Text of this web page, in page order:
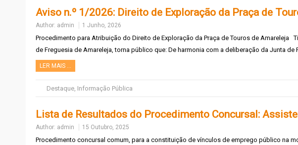
Aviso n.º 1/2026: Direito de Exploração da Praça de
Author: admin 1 Junho, 2026
Procedimento para Atribuição do Direito de Exploração da Praça de Touros de Amareleja
de Freguesia de Amareleja, torna público que: De harmonia com a deliberação da Junta de
LER MAIS …
Destaque, Informação Pública
Lista de Resultados do Procedimento Concursal:
Author: admin 15 Outubro, 2025
Procedimento concursal comum, para a constituição de vínculos de emprego público na